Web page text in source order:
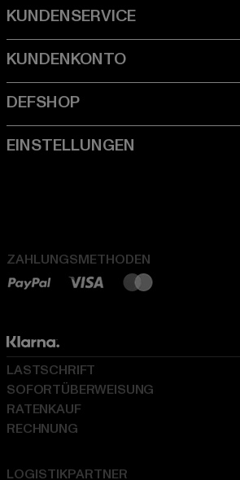
ZAHLUNGSMETHODEN
LOGISTIKPARTNER
LASTSCHRIFT
SOFORTÜBERWEISUNG
RATENKAUF
RECHNUNG